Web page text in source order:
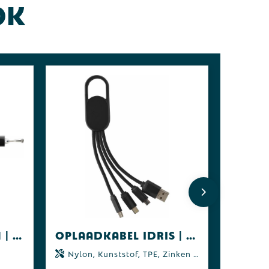
Oplaadkabel Alvin | 3-in-1 Oplaadkabel Idris | 4-in-1
Nylon, Kunststof, TPE, Zinken legering, ABS, RVS